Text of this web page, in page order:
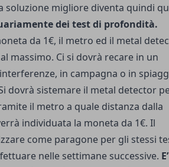
soluzione migliore diventa quindi
dei test di profondità.
da 1€, il metro ed il metal
massimo. Ci si dovrà recare in un
in campagna o in
dovrà sistemare il metal detector
il metro a quale distanza dalla
individuata la moneta da 1€. Il
come paragone per gli stessi
nelle settimane successive. E’